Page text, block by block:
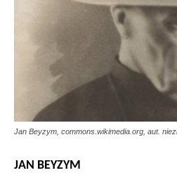
Jan Beyzym, commons.wikimedia.org, aut.
JAN BEYZYM